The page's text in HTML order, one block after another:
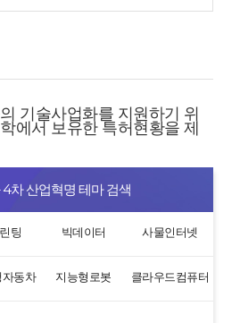
기술사업화를 지원하기 위
에서 보유한 특허현황을 제
차 산업혁명 테마 검색
팅 빅데이터 사물인터넷
자동차 지능형로봇 클라우드컴퓨터